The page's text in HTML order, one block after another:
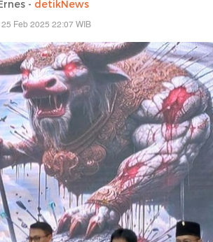
- detikNews
Feb 2025 22:07 WIB